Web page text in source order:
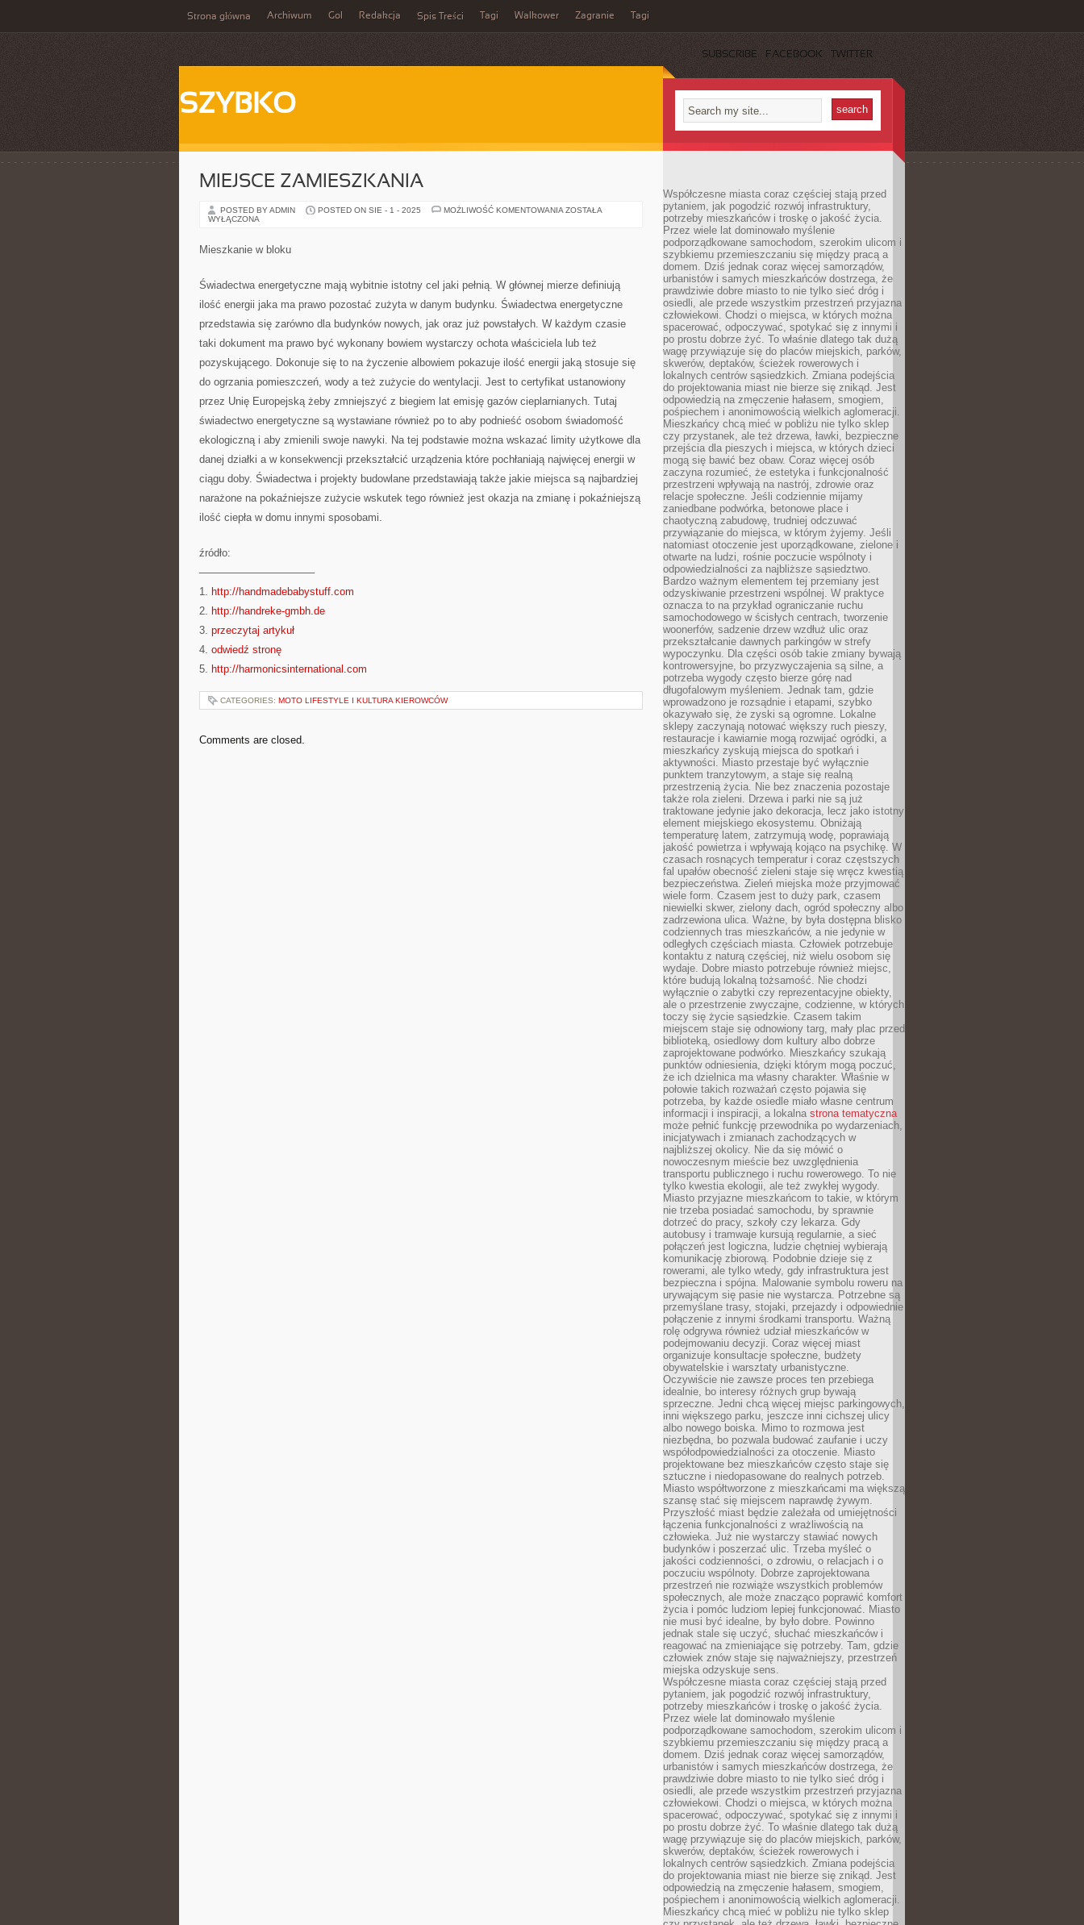
Strona główna Archiwum Gol Redakcja Spis Treści Tagi Walkower Zagranie Tagi
SUBSCRIBE FACEBOOK TWITTER
SZYBKO
MIEJSCE ZAMIESZKANIA
POSTED BY ADMIN POSTED ON SIE - 1 - 2025 MOŻLIWOŚĆ KOMENTOWANIA MIEJSCE
ZOSTAŁA
WYŁĄCZONA
Mieszkanie w bloku
Świadectwa energetyczne mają wybitnie istotny cel jaki pełnią. W głównej mierze definiują
ilość energii jaka ma prawo pozostać zużyta w danym budynku. Świadectwa energetyczne
przedstawia się zarówno dla budynków nowych, jak oraz już powstałych. W każdym czasie
taki dokument ma prawo być wykonany bowiem wystarczy ochota właściciela lub też
pozyskującego. Dokonuje się to na życzenie albowiem pokazuje ilość energii jaką stosuje się
do ogrzania pomieszczeń, wody a też zużycie do wentylacji. Jest to certyfikat ustanowiony
przez Unię Europejską żeby zmniejszyć z biegiem lat emisję gazów cieplarnianych. Tutaj
świadectwo energetyczne są wystawiane również po to aby podnieść osobom świadomość
ekologiczną i aby zmienili swoje nawyki. Na tej podstawie można wskazać limity użytkowe dla
danej działki a w konsekwencji przekształcić urządzenia które pochłaniają najwięcej energii w
ciągu doby. Świadectwa i projekty budowlane przedstawiają także jakie miejsca są najbardziej
narażone na pokaźniejsze zużycie wskutek tego również jest okazja na zmianę i pokaźniejszą
ilość ciepła w domu innymi sposobami.
źródło:
———————————
1. http://handmadebabystuff.com
2. http://handreke-gmbh.de
3. przeczytaj artykuł
4. odwiedź stronę
5. http://harmonicsinternational.com
CATEGORIES: MOTO LIFESTYLE I KULTURA KIEROWCÓW
Comments are closed.
Współczesne miasta coraz częściej stają przed
pytaniem, jak pogodzić rozwój infrastruktury,
potrzeby mieszkańców i troskę o jakość życia.
Przez wiele lat dominowało myślenie
podporządkowane samochodom, szerokim ulicom i
szybkiemu przemieszczaniu się między pracą a
domem. Dziś jednak coraz więcej samorządów,
urbanistów i samych mieszkańców dostrzega, że
prawdziwie dobre miasto to nie tylko sieć dróg i
osiedli, ale przede wszystkim przestrzeń przyjazna
człowiekowi. Chodzi o miejsca, w których można
spacerować, odpoczywać, spotykać się z innymi i
po prostu dobrze żyć. To właśnie dlatego tak dużą
wagę przywiązuje się do placów miejskich, parków,
skwerów, deptaków, ścieżek rowerowych i
lokalnych centrów sąsiedzkich. Zmiana podejścia
do projektowania miast nie bierze się znikąd. Jest
odpowiedzią na zmęczenie hałasem, smogiem,
pośpiechem i anonimowością wielkich aglomeracji.
Mieszkańcy chcą mieć w pobliżu nie tylko sklep
czy przystanek, ale też drzewa, ławki, bezpieczne
przejścia dla pieszych i miejsca, w których dzieci
mogą się bawić bez obaw. Coraz więcej osób
zaczyna rozumieć, że estetyka i funkcjonalność
przestrzeni wpływają na nastrój, zdrowie oraz
relacje społeczne. Jeśli codziennie mijamy
zaniedbane podwórka, betonowe place i
chaotyczną zabudowę, trudniej odczuwać
przywiązanie do miejsca, w którym żyjemy. Jeśli
natomiast otoczenie jest uporządkowane, zielone i
otwarte na ludzi, rośnie poczucie wspólnoty i
odpowiedzialności za najbliższe sąsiedztwo.
Bardzo ważnym elementem tej przemiany jest
odzyskiwanie przestrzeni wspólnej. W praktyce
oznacza to na przykład ograniczanie ruchu
samochodowego w ścisłych centrach, tworzenie
woonerfów, sadzenie drzew wzdłuż ulic oraz
przekształcanie dawnych parkingów w strefy
wypoczynku. Dla części osób takie zmiany bywają
kontrowersyjne, bo przyzwyczajenia są silne, a
potrzeba wygody często bierze górę nad
długofalowym myśleniem. Jednak tam, gdzie
wprowadzono je rozsądnie i etapami, szybko
okazywało się, że zyski są ogromne. Lokalne
sklepy zaczynają notować większy ruch pieszy,
restauracje i kawiarnie mogą rozwijać ogródki, a
mieszkańcy zyskują miejsca do spotkań i
aktywności. Miasto przestaje być wyłącznie
punktem tranzytowym, a staje się realną
przestrzenią życia. Nie bez znaczenia pozostaje
także rola zieleni. Drzewa i parki nie są już
traktowane jedynie jako dekoracja, lecz jako istotny
element miejskiego ekosystemu. Obniżają
temperaturę latem, zatrzymują wodę, poprawiają
jakość powietrza i wpływają kojąco na psychikę. W
czasach rosnących temperatur i coraz częstszych
fal upałów obecność zieleni staje się wręcz kwestią
bezpieczeństwa. Zieleń miejska może przyjmować
wiele form. Czasem jest to duży park, czasem
niewielki skwer, zielony dach, ogród społeczny albo
zadrzewiona ulica. Ważne, by była dostępna blisko
codziennych tras mieszkańców, a nie jedynie w
odległych częściach miasta. Człowiek potrzebuje
kontaktu z naturą częściej, niż wielu osobom się
wydaje. Dobre miasto potrzebuje również miejsc,
które budują lokalną tożsamość. Nie chodzi
wyłącznie o zabytki czy reprezentacyjne obiekty,
ale o przestrzenie zwyczajne, codzienne, w których
toczy się życie sąsiedzkie. Czasem takim
miejscem staje się odnowiony targ, mały plac przed
biblioteką, osiedlowy dom kultury albo dobrze
zaprojektowane podwórko. Mieszkańcy szukają
punktów odniesienia, dzięki którym mogą poczuć,
że ich dzielnica ma własny charakter. Właśnie w
połowie takich rozważań często pojawia się
potrzeba, by każde osiedle miało własne centrum
informacji i inspiracji, a lokalna strona tematyczna
może pełnić funkcję przewodnika po wydarzeniach,
inicjatywach i zmianach zachodzących w
najbliższej okolicy. Nie da się mówić o
nowoczesnym mieście bez uwzględnienia
transportu publicznego i ruchu rowerowego. To nie
tylko kwestia ekologii, ale też zwykłej wygody.
Miasto przyjazne mieszkańcom to takie, w którym
nie trzeba posiadać samochodu, by sprawnie
dotrzeć do pracy, szkoły czy lekarza. Gdy
autobusy i tramwaje kursują regularnie, a sieć
połączeń jest logiczna, ludzie chętniej wybierają
komunikację zbiorową. Podobnie dzieje się z
rowerami, ale tylko wtedy, gdy infrastruktura jest
bezpieczna i spójna. Malowanie symbolu roweru na
urywającym się pasie nie wystarcza. Potrzebne są
przemyślane trasy, stojaki, przejazdy i odpowiednie
połączenie z innymi środkami transportu. Ważną
rolę odgrywa również udział mieszkańców w
podejmowaniu decyzji. Coraz więcej miast
organizuje konsultacje społeczne, budżety
obywatelskie i warsztaty urbanistyczne.
Oczywiście nie zawsze proces ten przebiega
idealnie, bo interesy różnych grup bywają
sprzeczne. Jedni chcą więcej miejsc parkingowych,
inni większego parku, jeszcze inni cichszej ulicy
albo nowego boiska. Mimo to rozmowa jest
niezbędna, bo pozwala budować zaufanie i uczy
współodpowiedzialności za otoczenie. Miasto
projektowane bez mieszkańców często staje się
sztuczne i niedopasowane do realnych potrzeb.
Miasto współtworzone z mieszkańcami ma większą
szansę stać się miejscem naprawdę żywym.
Przyszłość miast będzie zależała od umiejętności
łączenia funkcjonalności z wrażliwością na
człowieka. Już nie wystarczy stawiać nowych
budynków i poszerzać ulic. Trzeba myśleć o
jakości codzienności, o zdrowiu, o relacjach i o
poczuciu wspólnoty. Dobrze zaprojektowana
przestrzeń nie rozwiąże wszystkich problemów
społecznych, ale może znacząco poprawić komfort
życia i pomóc ludziom lepiej funkcjonować. Miasto
nie musi być idealne, by było dobre. Powinno
jednak stale się uczyć, słuchać mieszkańców i
reagować na zmieniające się potrzeby. Tam, gdzie
człowiek znów staje się najważniejszy, przestrzeń
miejska odzyskuje sens.
Współczesne miasta coraz częściej stają przed
pytaniem, jak pogodzić rozwój infrastruktury,
potrzeby mieszkańców i troskę o jakość życia.
Przez wiele lat dominowało myślenie
podporządkowane samochodom, szerokim ulicom i
szybkiemu przemieszczaniu się między pracą a
domem. Dziś jednak coraz więcej samorządów,
urbanistów i samych mieszkańców dostrzega, że
prawdziwie dobre miasto to nie tylko sieć dróg i
osiedli, ale przede wszystkim przestrzeń przyjazna
człowiekowi. Chodzi o miejsca, w których można
spacerować, odpoczywać, spotykać się z innymi i
po prostu dobrze żyć. To właśnie dlatego tak dużą
wagę przywiązuje się do placów miejskich, parków,
skwerów, deptaków, ścieżek rowerowych i
lokalnych centrów sąsiedzkich. Zmiana podejścia
do projektowania miast nie bierze się znikąd. Jest
odpowiedzią na zmęczenie hałasem, smogiem,
pośpiechem i anonimowością wielkich aglomeracji.
Mieszkańcy chcą mieć w pobliżu nie tylko sklep